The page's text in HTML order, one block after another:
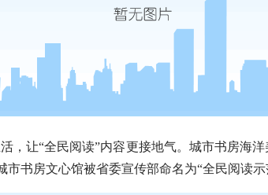
让“全民阅读”内容更接地气。城市书房海洋
书房文心馆被省委宣传部命名为“全民阅读示